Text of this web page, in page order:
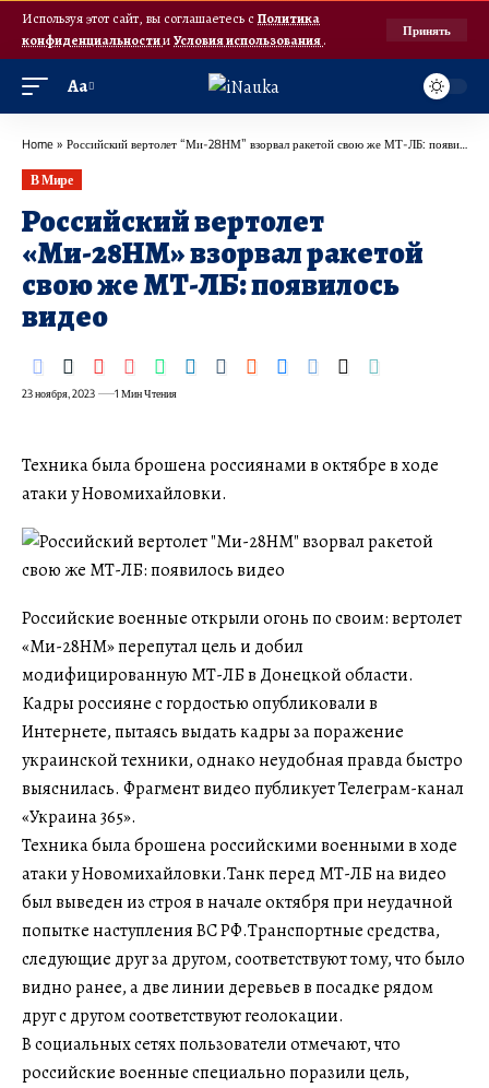
Используя этот сайт, вы соглашаетесь с Политика
конфиденциальностииУсловия использования.
Принять
Аа
Home » Российский вертолет “Ми-28НМ” взорвал ракетой свою же МТ-ЛБ: появилось видео
В Мире
Российский вертолет
«Ми-28НМ» взорвал ракетой
свою же МТ-ЛБ: появилось
видео
23 ноября, 2023 1 Мин Чтения
Техника была брошена россиянами в октябре в ходе
атаки у Новомихайловки.
Российские военные открыли огонь по своим: вертолет
«Ми-28НМ» перепутал цель и добил
модифицированную МТ-ЛБ в Донецкой области.
Кадры россияне с гордостью опубликовали в
Интернете, пытаясь выдать кадры за поражение
украинской техники, однако неудобная правда быстро
выяснилась. Фрагмент видео публикует Телеграм-канал
«Украина 365».
Техника была брошена российскими военными в ходе
атаки у Новомихайловки.Танк перед МТ-ЛБ на видео
был выведен из строя в начале октября при неудачной
попытке наступления ВС РФ.Транспортные средства,
следующие друг за другом, соответствуют тому, что было
видно ранее, а две линии деревьев в посадке рядом
друг с другом соответствуют геолокации.
В социальных сетях пользователи отмечают, что
российские военные специально поразили цель,